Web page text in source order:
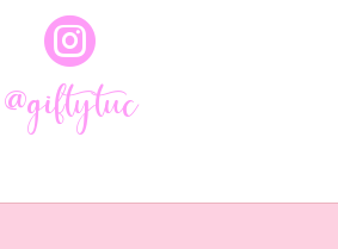

@giftytuc